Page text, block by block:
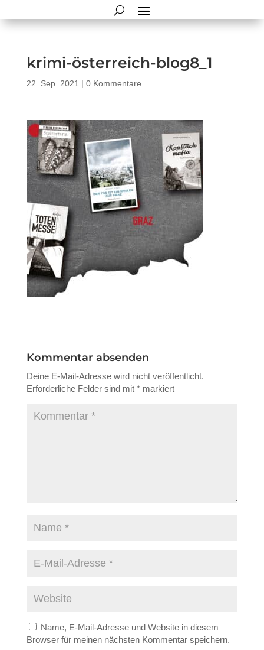
krimi-österreich-blog8_1
22. Sep. 2021 | 0 Kommentare
Kommentar absenden
Deine E-Mail-Adresse wird nicht veröffentlicht.
Erforderliche Felder sind mit *markiert
Name, E-Mail-Adresse und Website in diesem
Browser für meinen nächsten Kommentar speichern.